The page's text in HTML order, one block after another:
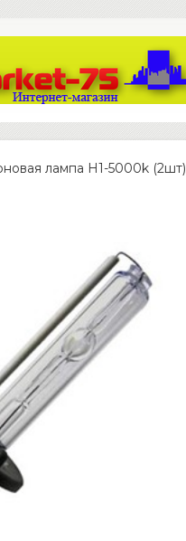
лампа H1-5000k (2шт)